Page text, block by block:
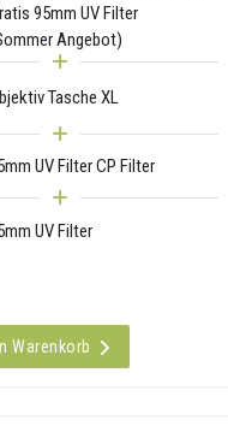
95mm UV Filter
Angebot)
Tasche XL
UV Filter CP Filter
UV Filter
Warenkorb